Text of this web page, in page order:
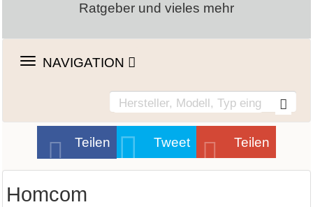
Ratgeber und vieles mehr
TOGGLE
NAVIGATION
Teilen Tweet Teilen
Homcom